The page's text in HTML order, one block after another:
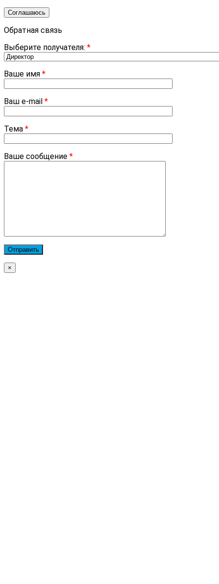
Соглашаюсь
Обратная связь
Выберите получателя: *
Ваше имя *
Ваш e-mail *
Тема *
Ваше сообщение *
×